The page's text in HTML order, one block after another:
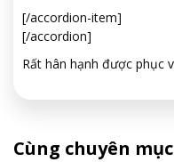
[/accordion-item]
[/accordion]
Rất hân hạnh được phục
Cùng chuyên mục